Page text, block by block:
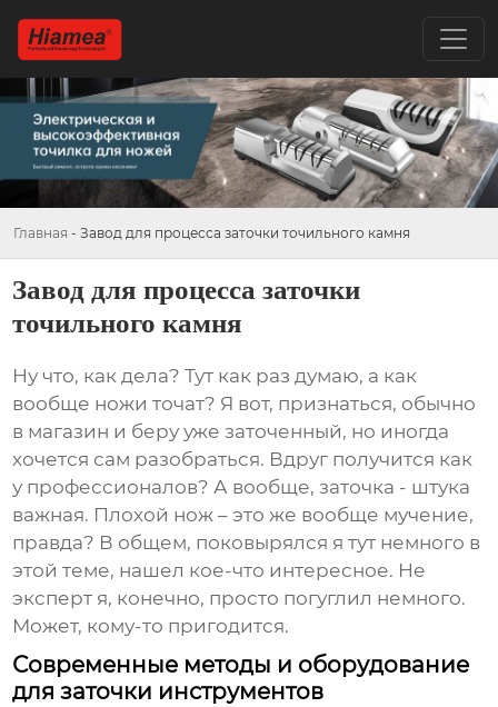
Главная - Завод для процесса заточки точильного камня
Завод для процесса заточки
точильного камня
Ну что, как дела? Тут как раз думаю, а как
вообще ножи точат? Я вот, признаться, обычно
в магазин и беру уже заточенный, но иногда
хочется сам разобраться. Вдруг получится как
у профессионалов? А вообще, заточка - штука
важная. Плохой нож – это же вообще мучение,
правда? В общем, поковырялся я тут немного в
этой теме, нашел кое-что интересное. Не
эксперт я, конечно, просто погуглил немного.
Может, кому-то пригодится.
Современные методы и оборудование
для заточки инструментов